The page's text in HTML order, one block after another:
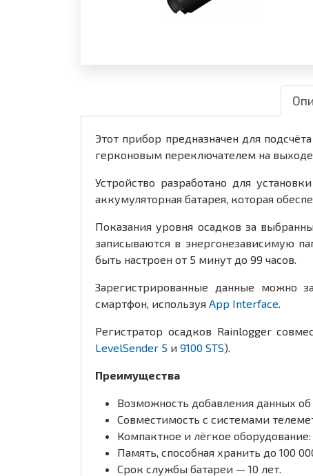
Этот прибор предназначен для
герконовым переключателем на
Устройство разработано для
аккумуляторная батарея, которая
Показания уровня осадков за
записываются в энергонезависимую
быть настроен от 5 минут до 99 часов.
Зарегистрированные данные можно
смартфон, используя App Interface.
Регистратор осадков Rainlogger
LevelSender 5 и 9100 STS).
Преимущества
Возможность добавления данных
Совместимость с системами
Компактное и лёгкое
Память, способная хранить до 100
Срок службы батареи — 10 лет.